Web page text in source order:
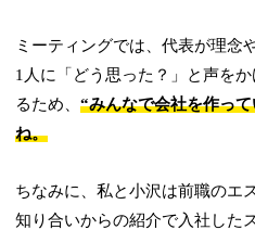
ミーティングでは、代表が理念
1人に「どう思った？」と声を
るため、“みんなで会社を作っ
ね。
ちなみに、私と小沢は前職のエ
知り合いからの紹介で入社した